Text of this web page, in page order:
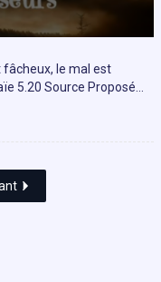
fâcheux, le mal est
5.20 Source Proposé…